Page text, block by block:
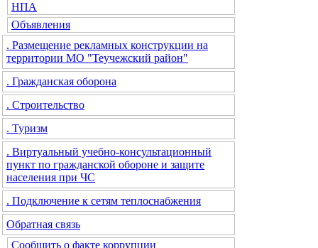
НПА
Объявления
. Размещение рекламных конструкции на
территории МО "Теучежский район"
. Гражданская оборона
. Строительство
. Туризм
. Виртуальный учебно-консультационный
пункт по гражданской обороне и защите
населения при ЧС
. Подключение к сетям теплоснабжения
Обратная связь
Сообщить о факте коррупции